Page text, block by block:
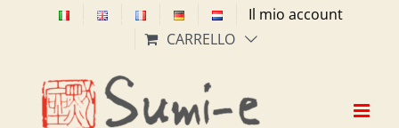
Il mio account
CARRELLO